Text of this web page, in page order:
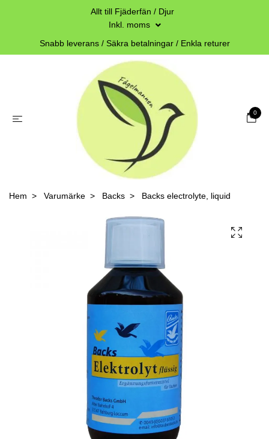
Allt till Fjäderfän / Djur
Inkl. moms
Snabb leverans / Säkra betalningar / Enkla returer
0
Hem Varumärke Backs Backs electrolyte, liquid